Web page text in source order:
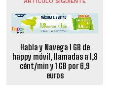
Habla y Navega 1 GB de
happy móvil, llamadas a 1,8
cént/min y 1 GB por 6,9
euros